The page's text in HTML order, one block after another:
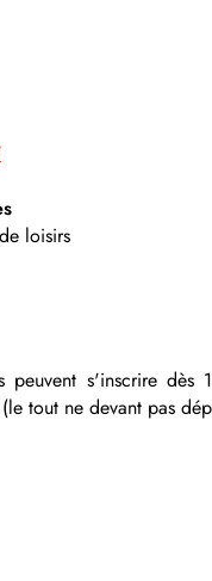
loisirs
s'inscrire
tout ne devant pas